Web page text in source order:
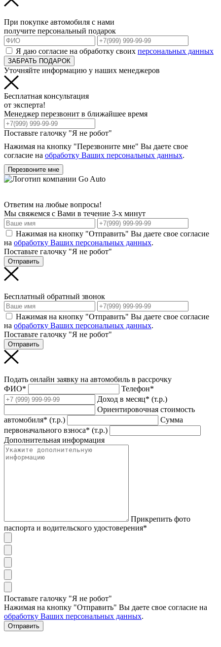
При покупке автомобиля с нами
получите персональный подарок
Я даю согласие на обработку своих персональных данных
ЗАБРАТЬ ПОДАРОК
Уточняйте информацию у наших менеджеров
Бесплатная консультация
от эксперта!
Менеджер перезвонит в ближайшее время
Поставьте галочку "Я не робот"
Нажимая на кнопку "Перезвоните мне" Вы даете свое
согласие на обработку Ваших персональных данных.
Перезвоните мне
Ответим на любые вопросы!
Мы свяжемся с Вами в течение 3-х минут
Нажимая на кнопку "Отправить" Вы даете свое согласие
на обработку Ваших персональных данных.
Поставьте галочку "Я не робот"
Отправить
Бесплатный обратный звонок
Нажимая на кнопку "Отправить" Вы даете свое согласие
на обработку Ваших персональных данных.
Поставьте галочку "Я не робот"
Отправить
Подать онлайн заявку на автомобиль в рассрочку
ФИО*
Телефон*
Доход в месяц* (т.р.)
Ориентировочная стоимость
автомобиля* (т.р.)
Сумма
первоначального взноса* (т.р.)
Дополнительная информация
Прикрепить фото
паспорта и водительского удостоверения*
Поставьте галочку "Я не робот"
Нажимая на кнопку "Отправить" Вы даете свое согласие на
обработку Ваших персональных данных.
Отправить